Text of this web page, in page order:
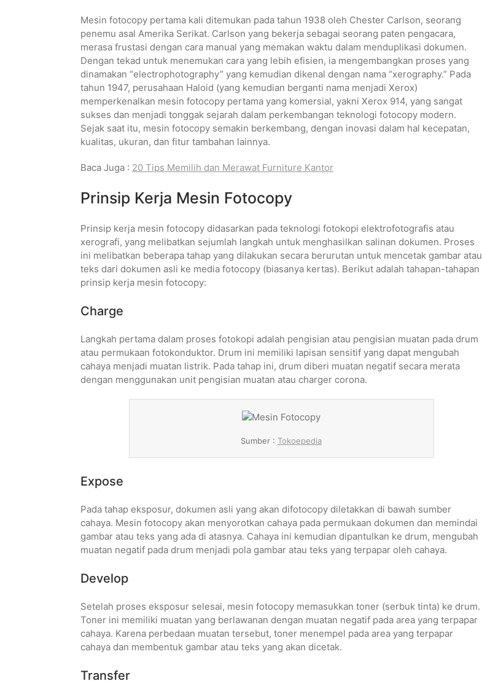
Mesin fotocopy pertama kali ditemukan pada tahun 1938 oleh Chester Carlson, seorang
penemu asal Amerika Serikat. Carlson yang bekerja sebagai seorang paten pengacara,
merasa frustasi dengan cara manual yang memakan waktu dalam menduplikasi dokumen.
Dengan tekad untuk menemukan cara yang lebih efisien, ia mengembangkan proses yang
dinamakan “electrophotography” yang kemudian dikenal dengan nama “xerography.” Pada
tahun 1947, perusahaan Haloid (yang kemudian berganti nama menjadi Xerox)
memperkenalkan mesin fotocopy pertama yang komersial, yakni Xerox 914, yang sangat
sukses dan menjadi tonggak sejarah dalam perkembangan teknologi fotocopy modern.
Sejak saat itu, mesin fotocopy semakin berkembang, dengan inovasi dalam hal kecepatan,
kualitas, ukuran, dan fitur tambahan lainnya.
Baca Juga : 20 Tips Memilih dan Merawat Furniture Kantor
Prinsip Kerja Mesin Fotocopy
Prinsip kerja mesin fotocopy didasarkan pada teknologi fotokopi elektrofotografis atau
xerografi, yang melibatkan sejumlah langkah untuk menghasilkan salinan dokumen. Proses
ini melibatkan beberapa tahap yang dilakukan secara berurutan untuk mencetak gambar atau
teks dari dokumen asli ke media fotocopy (biasanya kertas). Berikut adalah tahapan-tahapan
prinsip kerja mesin fotocopy:
Charge
Langkah pertama dalam proses fotokopi adalah pengisian atau pengisian muatan pada drum
atau permukaan fotokonduktor. Drum ini memiliki lapisan sensitif yang dapat mengubah
cahaya menjadi muatan listrik. Pada tahap ini, drum diberi muatan negatif secara merata
dengan menggunakan unit pengisian muatan atau charger corona.
Sumber : Tokoepedia
Expose
Pada tahap eksposur, dokumen asli yang akan difotocopy diletakkan di bawah sumber
cahaya. Mesin fotocopy akan menyorotkan cahaya pada permukaan dokumen dan memindai
gambar atau teks yang ada di atasnya. Cahaya ini kemudian dipantulkan ke drum, mengubah
muatan negatif pada drum menjadi pola gambar atau teks yang terpapar oleh cahaya.
Develop
Setelah proses eksposur selesai, mesin fotocopy memasukkan toner (serbuk tinta) ke drum.
Toner ini memiliki muatan yang berlawanan dengan muatan negatif pada area yang terpapar
cahaya. Karena perbedaan muatan tersebut, toner menempel pada area yang terpapar
cahaya dan membentuk gambar atau teks yang akan dicetak.
Transfer